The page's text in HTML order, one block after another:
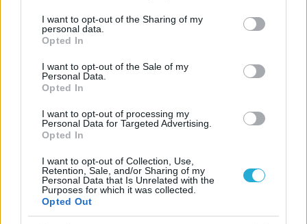
not limited to your visit or usage behaviour. You may click to
grant or deny consent to Google and its third-party tags to
use your data for below specified purposes in below Google
consent section.
I want to opt-out of the Sharing of my
personal data.
Opted In
I want to opt-out of the Sale of my
Personal Data.
Opted In
I want to opt-out of processing my
Personal Data for Targeted Advertising.
Opted In
I want to opt-out of Collection, Use,
Retention, Sale, and/or Sharing of my
Personal Data that Is Unrelated with the
Purposes for which it was collected.
Opted Out